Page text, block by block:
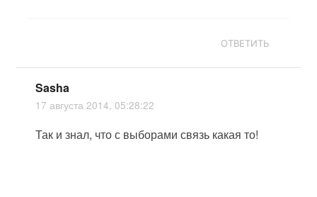
ОТВЕТИТЬ
Sasha
17 августа 2014, 05:28:22
Так и знал, что с выборами связь какая то!